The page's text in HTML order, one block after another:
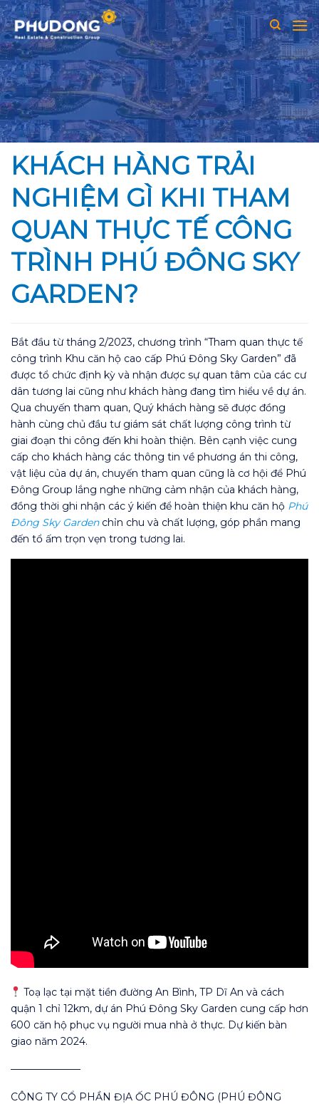
Skip
to
content
KHÁCH HÀNG TRẢI
NGHIỆM GÌ KHI THAM
QUAN THỰC TẾ CÔNG
TRÌNH PHÚ ĐÔNG SKY
GARDEN?
Bắt đầu từ tháng 2/2023, chương trình “Tham quan thực tế
công trình Khu căn hộ cao cấp Phú Đông Sky Garden” đã
được tổ chức định kỳ và nhận được sự quan tâm của các cư
dân tương lai cũng như khách hàng đang tìm hiểu về dự án.
Qua chuyến tham quan, Quý khách hàng sẽ được đồng
hành cùng chủ đầu tư giám sát chất lượng công trình từ
giai đoạn thi công đến khi hoàn thiện. Bên cạnh việc cung
cấp cho khách hàng các thông tin về phương án thi công,
vật liệu của dự án, chuyến tham quan cũng là cơ hội để Phú
Đông Group lắng nghe những cảm nhận của khách hàng,
đồng thời ghi nhận các ý kiến để hoàn thiện khu căn hộ Phú
Đông Sky Gardenchỉn chu và chất lượng, góp phần mang
đến tổ ấm trọn vẹn trong tương lai.
Toạ lạc tại mặt tiền đường An Bình, TP Dĩ An và cách
quận 1 chỉ 12km, dự án Phú Đông Sky Garden cung cấp hơn
600 căn hộ phục vụ người mua nhà ở thực. Dự kiến bàn
giao năm 2024.
———————
CÔNG TY CỔ PHẦN ĐỊA ỐC PHÚ ĐÔNG (PHÚ ĐÔNG